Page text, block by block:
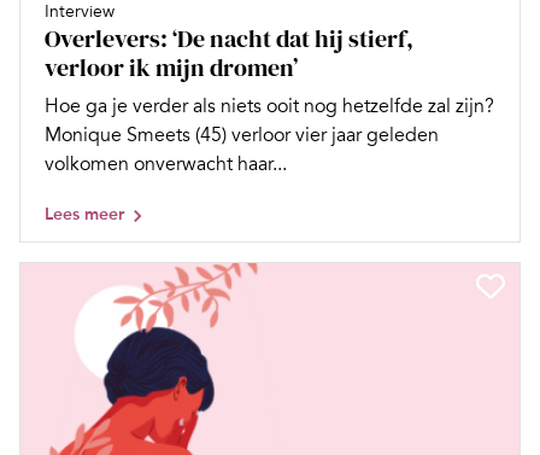
Interview
Overlevers: ‘De nacht dat hij stierf,
verloor ik mijn dromen’
Hoe ga je verder als niets ooit nog hetzelfde zal zijn?
Monique Smeets (45) verloor vier jaar geleden
volkomen onverwacht haar...
Lees meer